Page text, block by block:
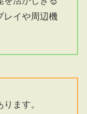
レイや周辺機
ます。